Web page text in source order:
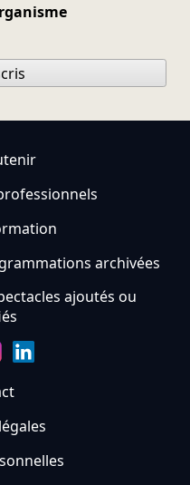
archivées
ajoutés ou